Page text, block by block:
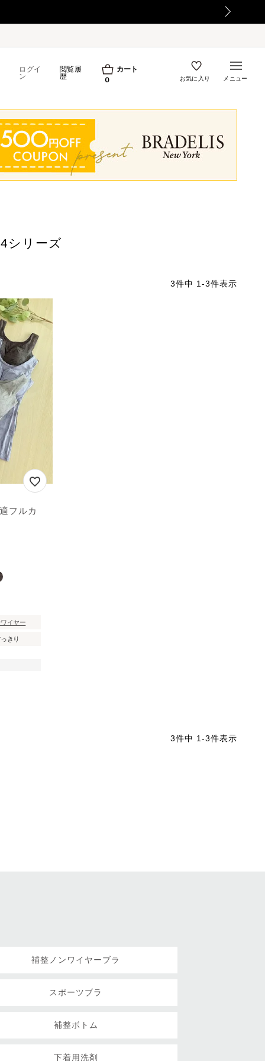
ログイ
ン
閲覧履
歴
カート
0
お気に入り メニュー
シリーズ
3件中 1 -3件表示
フルカ
イヤー
きり
3件中 1 -3件表示
補整ノンワイヤーブラ
スポーツブラ
補整ボトム
下着用洗剤